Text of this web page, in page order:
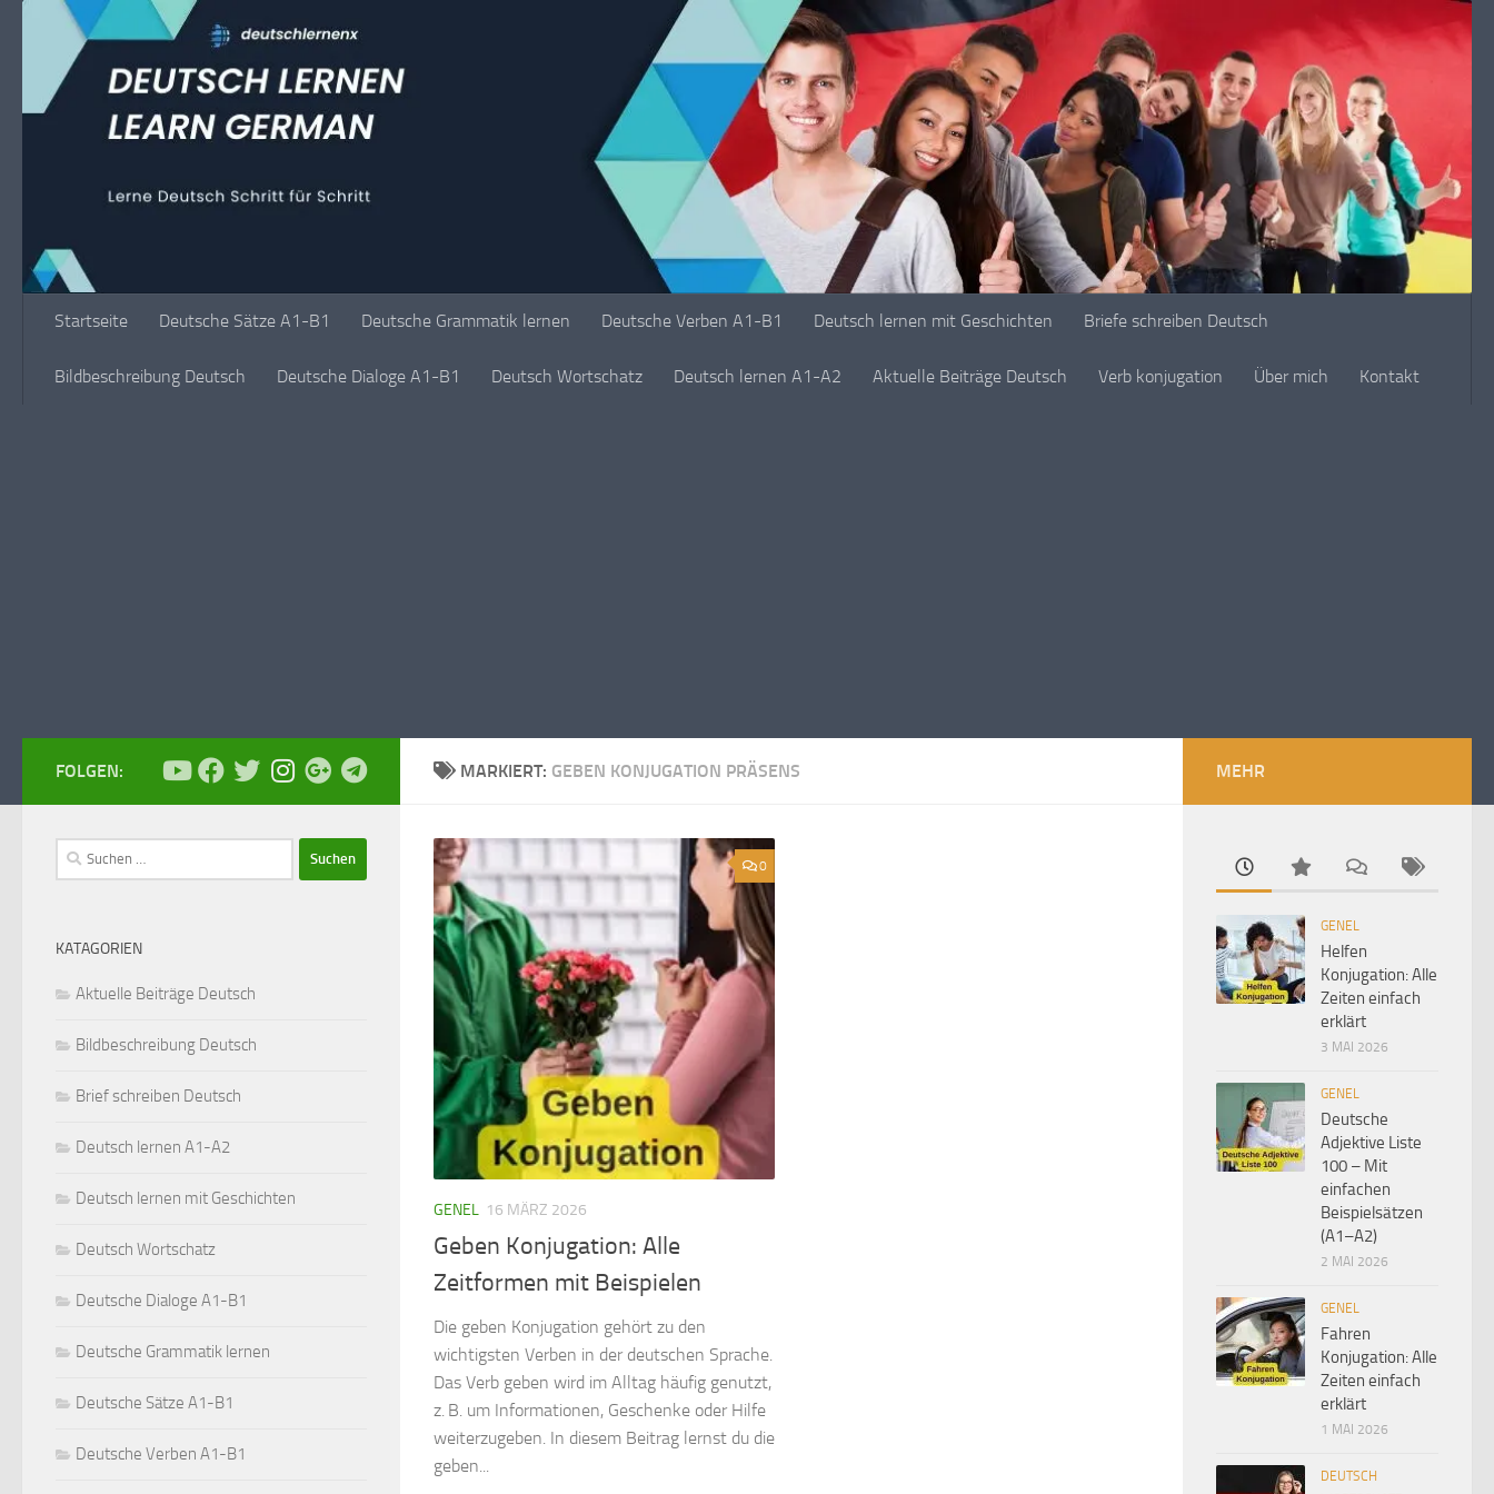
Unter dem Inhalt
Startseite Deutsche Sätze A1-B1 Deutsche Grammatik lernen Deutsche Verben A1-B1 Deutsch lernen mit Geschichten Briefe schreiben Deutsch
Bildbeschreibung Deutsch Deutsche Dialoge A1-B1 Deutsch Wortschatz Deutsch lernen A1-A2 Aktuelle Beiträge Deutsch Verb konjugation Über mich Kontakt
MARKIERT: GEBEN KONJUGATION PRÄSENS
0
GENEL 16 MÄRZ 2026
Geben Konjugation: Alle
Zeitformen mit Beispielen
Die geben Konjugation gehört zu den
wichtigsten Verben in der deutschen Sprache.
Das Verb geben wird im Alltag häufig genutzt,
z. B. um Informationen, Geschenke oder Hilfe
weiterzugeben. In diesem Beitrag lernst du die
geben...
FOLGEN:
Suchen
nach:
KATAGORIEN
Aktuelle Beiträge Deutsch
Bildbeschreibung Deutsch
Brief schreiben Deutsch
Deutsch lernen A1-A2
Deutsch lernen mit Geschichten
Deutsch Wortschatz
Deutsche Dialoge A1-B1
Deutsche Grammatik lernen
Deutsche Sätze A1-B1
Deutsche Verben A1-B1
MEHR
GENEL
Helfen
Konjugation: Alle
Zeiten einfach
erklärt
3 MAI 2026
GENEL
Deutsche
Adjektive Liste
100 – Mit
einfachen
Beispielsätzen
(A1–A2)
2 MAI 2026
GENEL
Fahren
Konjugation: Alle
Zeiten einfach
erklärt
1 MAI 2026
DEUTSCH